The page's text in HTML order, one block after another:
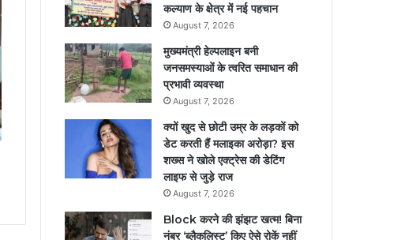
कल्याण के क्षेत्र में नई पहचान
August 7, 2026
मुख्यमंत्री हेल्पलाइन बनी
जनसमस्याओं के त्वरित समाधान की
प्रभावी व्यवस्था
August 7, 2026
क्यों खुद से छोटी उम्र के लड़कों को
डेट करती हैं मलाइका अरोड़ा? इस
शख्स ने खोले एक्ट्रेस की डेटिंग
लाइफ से जुड़े राज
August 7, 2026
Block करने की झंझट खत्म! बिना
नंबर ‘ब्लैकलिस्ट’ किए ऐसे रोकें नहीं